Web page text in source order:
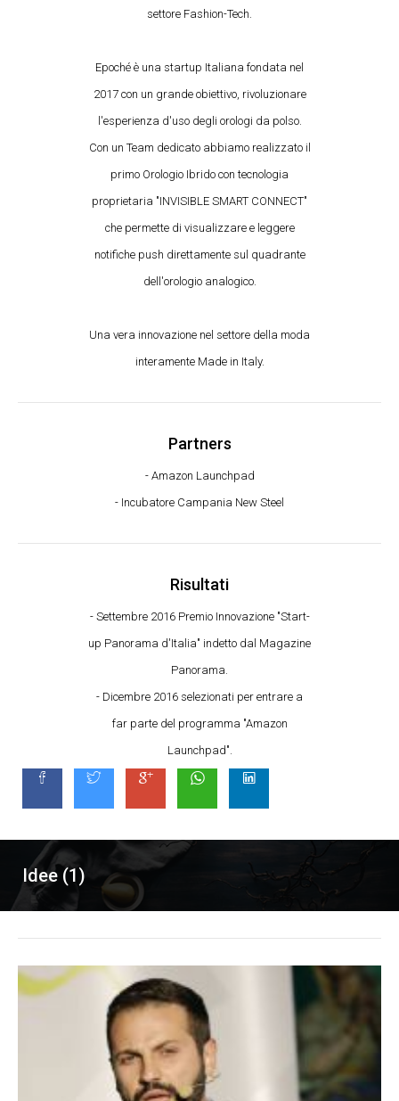
settore Fashion-Tech.
Epoché è una startup Italiana fondata nel
2017 con un grande obiettivo, rivoluzionare
l'esperienza d'uso degli orologi da polso.
Con un Team dedicato abbiamo realizzato il
primo Orologio Ibrido con tecnologia
proprietaria "INVISIBLE SMART CONNECT"
che permette di visualizzare e leggere
notifiche push direttamente sul quadrante
dell'orologio analogico.
Una vera innovazione nel settore della moda
interamente Made in Italy.
Partners
- Amazon Launchpad
- Incubatore Campania New Steel
Risultati
- Settembre 2016 Premio Innovazione "Start-
up Panorama d'Italia" indetto dal Magazine
Panorama.
- Dicembre 2016 selezionati per entrare a
far parte del programma "Amazon
Launchpad".
Idee (1)